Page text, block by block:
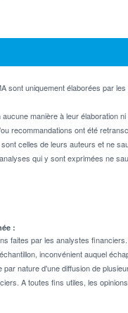
sont uniquement élaborées par
manière à leur élaboration
recommandations ont été
celles de leurs auteurs et ne
qui y sont exprimées ne
:
faites par les analystes
inconvénient auquel
nature d'une diffusion de
A toutes fins utiles, les